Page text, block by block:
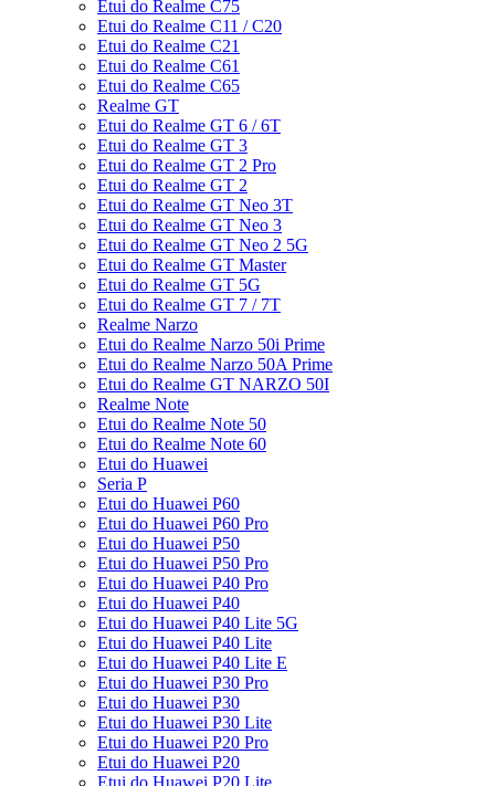
Etui do Realme C75
Etui do Realme C11 / C20
Etui do Realme C21
Etui do Realme C61
Etui do Realme C65
Realme GT
Etui do Realme GT 6 / 6T
Etui do Realme GT 3
Etui do Realme GT 2 Pro
Etui do Realme GT 2
Etui do Realme GT Neo 3T
Etui do Realme GT Neo 3
Etui do Realme GT Neo 2 5G
Etui do Realme GT Master
Etui do Realme GT 5G
Etui do Realme GT 7 / 7T
Realme Narzo
Etui do Realme Narzo 50i Prime
Etui do Realme Narzo 50A Prime
Etui do Realme GT NARZO 50I
Realme Note
Etui do Realme Note 50
Etui do Realme Note 60
Etui do Huawei
Seria P
Etui do Huawei P60
Etui do Huawei P60 Pro
Etui do Huawei P50
Etui do Huawei P50 Pro
Etui do Huawei P40 Pro
Etui do Huawei P40
Etui do Huawei P40 Lite 5G
Etui do Huawei P40 Lite
Etui do Huawei P40 Lite E
Etui do Huawei P30 Pro
Etui do Huawei P30
Etui do Huawei P30 Lite
Etui do Huawei P20 Pro
Etui do Huawei P20
Etui do Huawei P20 Lite